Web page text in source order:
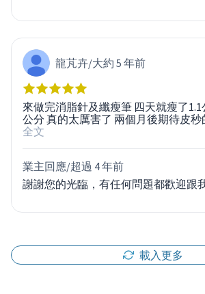
龍芃卉/大約 5 年前
來做完消脂針及纖瘦筆 四天就瘦了
公分 真的太厲害了 兩個月後期待皮
全文
業主回應/超過 4 年前
謝謝您的光臨，有任何問題都歡迎跟
載入更多